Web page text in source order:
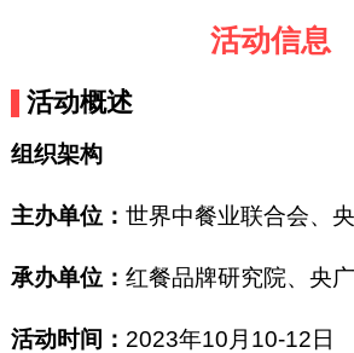
活动信息
活动概述
组织架构
主办单位： 世界中餐业联合会、
承办单位： 红餐品牌研究院、央
活动时间： 2023年10月10-12日